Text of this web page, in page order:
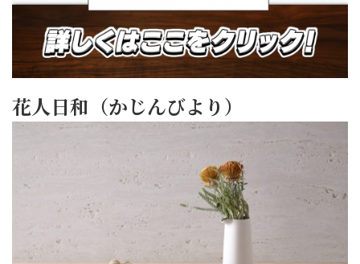
花人日和（かじんびより）